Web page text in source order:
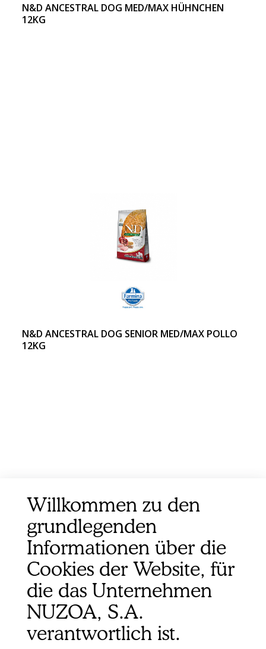
N&D ANCESTRAL DOG MED/MAX HÜHNCHEN
12KG
N&D ANCESTRAL DOG SENIOR MED/MAX POLLO
12KG
Willkommen zu den
grundlegenden
Informationen über die
Cookies der Website, für
die das Unternehmen
NUZOA, S.A.
verantwortlich ist.